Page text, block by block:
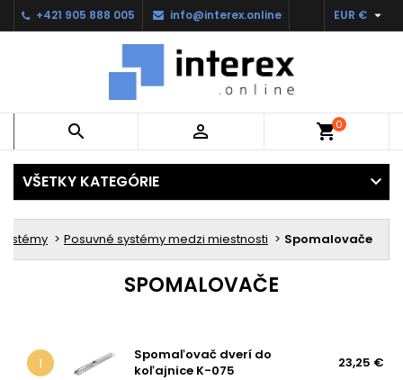
+421 905 888 005 info@interex.online EUR € 
  shopping_cart0
VŠETKY KATEGÓRIE
Posuvné systémy medzi miestnosti Spomalovače
SPOMALOVAČE
1
Spomaľovač dverí do
koľajnice K-075
23,25 €